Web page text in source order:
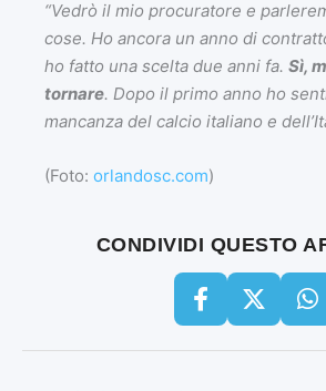
“Vedrò il mio procuratore e
cose. Ho ancora un anno di
ho fatto una scelta due anni fa. Sì,
tornare. Dopo il primo anno ho
mancanza del calcio italiano e
(Foto: orlandosc.com)
CONDIVIDI QUESTO